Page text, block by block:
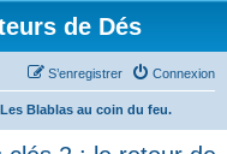
de Dés
Connexion
S’enregistrer
Les Blablas au coin du feu.